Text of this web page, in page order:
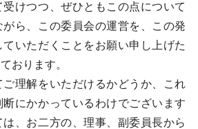
けつつ、ぜひともこの点について
がら、この委員会の運営を、この発
いただくことをお願い申し上げた
おります。
理解をいただけるかどうか、これ
にかかっているわけでございます
、お二方の、理事、副委員長から